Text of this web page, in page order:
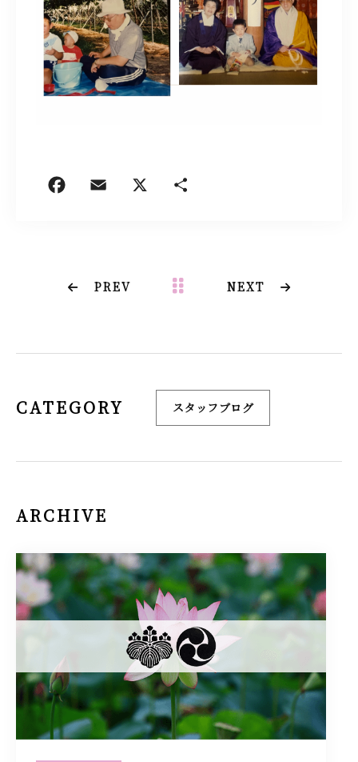
PREV NEXT
CATEGORY スタッフブログ
ARCHIVE